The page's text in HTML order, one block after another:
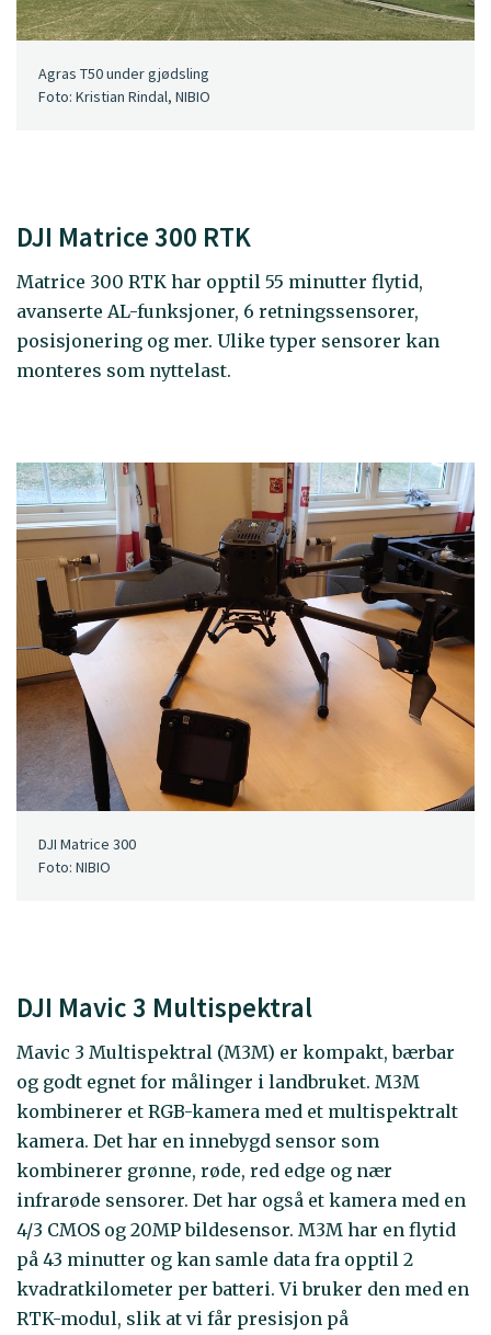
Agras T50 under gjødsling
Foto: Kristian Rindal, NIBIO
DJI Matrice 300 RTK
Matrice 300 RTK har opptil 55 minutter flytid,
avanserte AL-funksjoner, 6 retningssensorer,
posisjonering og mer. Ulike typer sensorer kan
monteres som nyttelast.
DJI Matrice 300
Foto: NIBIO
DJI Mavic 3 Multispektral
Mavic 3 Multispektral (M3M) er kompakt, bærbar
og godt egnet for målinger i landbruket. M3M
kombinerer et RGB-kamera med et multispektralt
kamera. Det har en innebygd sensor som
kombinerer grønne, røde, red edge og nær
infrarøde sensorer. Det har også et kamera med en
4/3 CMOS og 20MP bildesensor. M3M har en flytid
på 43 minutter og kan samle data fra opptil 2
kvadratkilometer per batteri. Vi bruker den med en
RTK-modul, slik at vi får presisjon på